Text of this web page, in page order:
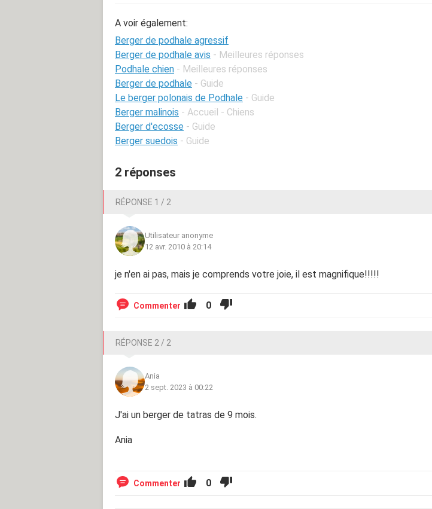
A voir également:
Berger de podhale agressif
Berger de podhale avis - Meilleures réponses
Podhale chien - Meilleures réponses
Berger de podhale - Guide
Le berger polonais de Podhale - Guide
Berger malinois - Accueil - Chiens
Berger d'ecosse - Guide
Berger suedois - Guide
2 réponses
RÉPONSE 1 / 2
Utilisateur anonyme
12 avr. 2010 à 20:14
je n'en ai pas, mais je comprends votre joie, il est magnifique!!!!!
Commenter 0
RÉPONSE 2 / 2
Ania
2 sept. 2023 à 00:22
J'ai un berger de tatras de 9 mois.
Ania
Commenter 0